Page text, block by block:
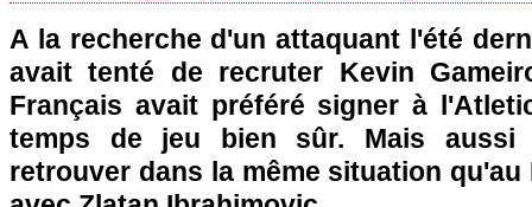
A la recherche d'un attaquant l'été
avait tenté de recruter Kevin
Français avait préféré signer à
temps de jeu bien sûr. Mais
retrouver dans la même situation qu'au